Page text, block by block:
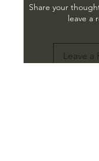
Share your
leave a
Leave a